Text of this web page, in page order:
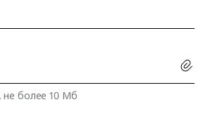
не более 10 Мб